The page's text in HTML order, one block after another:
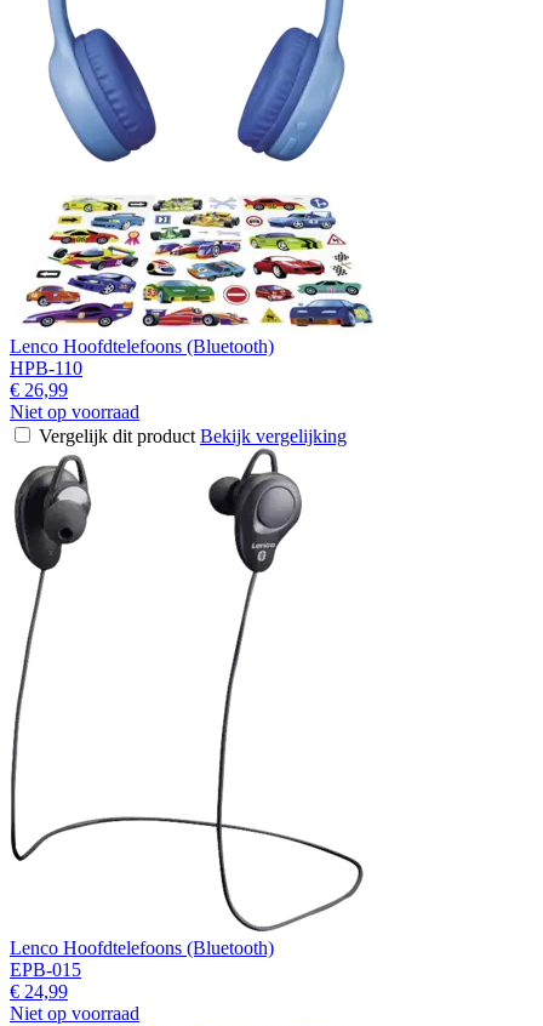
Lenco Hoofdtelefoons (Bluetooth)
HPB-110
€ 26,99
Niet op voorraad
Vergelijk dit product Bekijk vergelijking
Lenco Hoofdtelefoons (Bluetooth)
EPB-015
€ 24,99
Niet op voorraad